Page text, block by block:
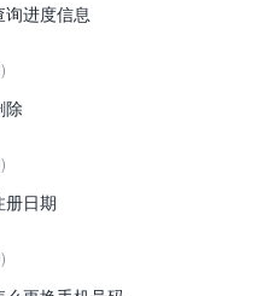
进度信息
除
册日期